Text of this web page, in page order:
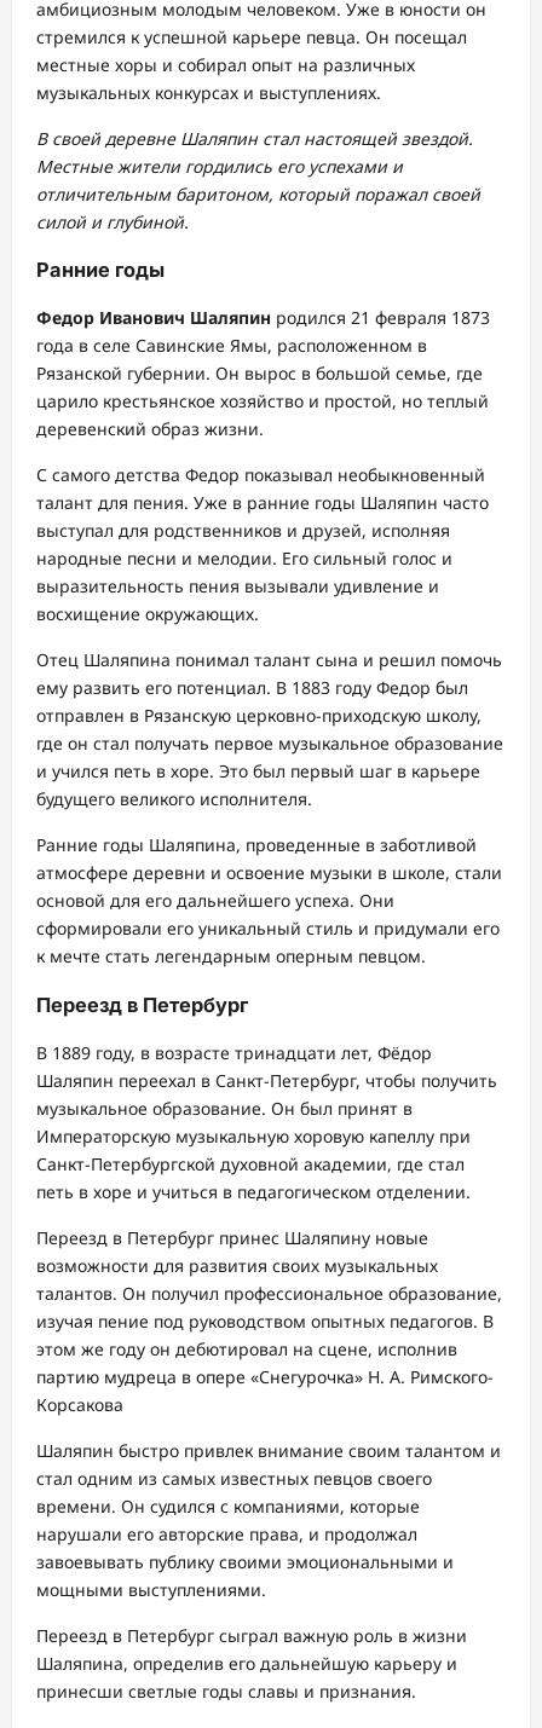
амбициозным молодым человеком. Уже в юности он
стремился к успешной карьере певца. Он посещал
местные хоры и собирал опыт на различных
музыкальных конкурсах и выступлениях.
В своей деревне Шаляпин стал настоящей звездой.
Местные жители гордились его успехами и
отличительным баритоном, который поражал своей
силой и глубиной.
Ранние годы
Федор Иванович Шаляпин родился 21 февраля 1873
года в селе Савинские Ямы, расположенном в
Рязанской губернии. Он вырос в большой семье, где
царило крестьянское хозяйство и простой, но теплый
деревенский образ жизни.
С самого детства Федор показывал необыкновенный
талант для пения. Уже в ранние годы Шаляпин часто
выступал для родственников и друзей, исполняя
народные песни и мелодии. Его сильный голос и
выразительность пения вызывали удивление и
восхищение окружающих.
Отец Шаляпина понимал талант сына и решил помочь
ему развить его потенциал. В 1883 году Федор был
отправлен в Рязанскую церковно-приходскую школу,
где он стал получать первое музыкальное образование
и учился петь в хоре. Это был первый шаг в карьере
будущего великого исполнителя.
Ранние годы Шаляпина, проведенные в заботливой
атмосфере деревни и освоение музыки в школе, стали
основой для его дальнейшего успеха. Они
сформировали его уникальный стиль и придумали его
к мечте стать легендарным оперным певцом.
Переезд в Петербург
В 1889 году, в возрасте тринадцати лет, Фёдор
Шаляпин переехал в Санкт-Петербург, чтобы получить
музыкальное образование. Он был принят в
Императорскую музыкальную хоровую капеллу при
Санкт-Петербургской духовной академии, где стал
петь в хоре и учиться в педагогическом отделении.
Переезд в Петербург принес Шаляпину новые
возможности для развития своих музыкальных
талантов. Он получил профессиональное образование,
изучая пение под руководством опытных педагогов. В
этом же году он дебютировал на сцене, исполнив
партию мудреца в опере «Снегурочка» Н. А. Римского-
Корсакова
Шаляпин быстро привлек внимание своим талантом и
стал одним из самых известных певцов своего
времени. Он судился с компаниями, которые
нарушали его авторские права, и продолжал
завоевывать публику своими эмоциональными и
мощными выступлениями.
Переезд в Петербург сыграл важную роль в жизни
Шаляпина, определив его дальнейшую карьеру и
принесши светлые годы славы и признания.